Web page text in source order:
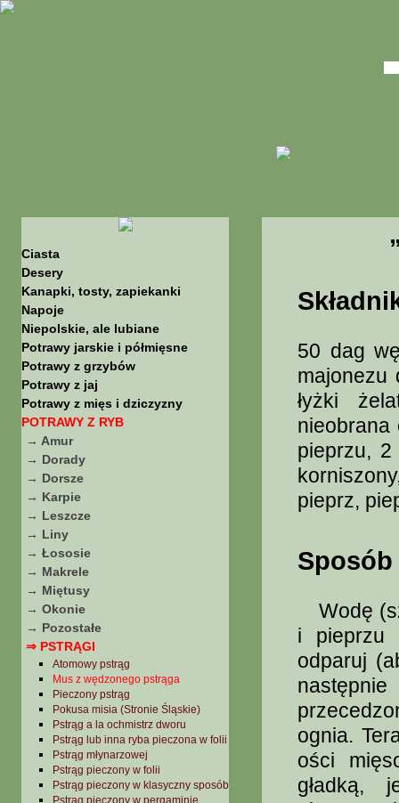
Ciasta
Desery
Kanapki, tosty, zapiekanki
Napoje
Niepolskie, ale lubiane
Potrawy jarskie i półmięsne
Potrawy z grzybów
Potrawy z jaj
Potrawy z mięs i dziczyzny
POTRAWY Z RYB
→ Amur
→ Dorady
→ Dorsze
→ Karpie
→ Leszcze
→ Liny
→ Łososie
→ Makrele
→ Miętusy
→ Okonie
→ Pozostałe
⇒ PSTRĄGI
Atomowy pstrąg
Mus z wędzonego pstrąga
Pieczony pstrąg
Pokusa misia (Stronie Śląskie)
Pstrąg a la ochmistrz dworu
Pstrąg lub inna ryba pieczona w folii
Pstrąg młynarzowej
Pstrąg pieczony w folii
Pstrąg pieczony w klasyczny sposób
Pstrąg pieczony w pergaminie
50 dag
majonezu
łyżki
pieprzu, 2
pieprz,
Wodę
i pieprzu
odparuj
ognia.
ości
gładką,